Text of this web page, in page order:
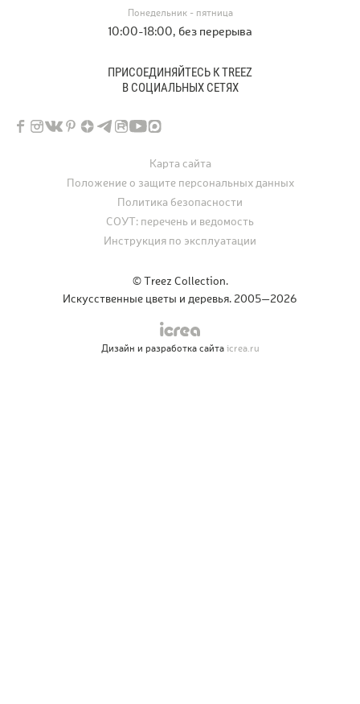
Понедельник - пятница
10:00-18:00, без перерыва
ПРИСОЕДИНЯЙТЕСЬ К TREEZ
В СОЦИАЛЬНЫХ СЕТЯХ
© Treez Collection.
Искусственные цветы и деревья. 2005—2026
Карта сайта
Положение о защите персональных данных
Политика безопасности
СОУТ: перечень и ведомость
Инструкция по эксплуатации
Дизайн и разработка сайтаicrea.ru